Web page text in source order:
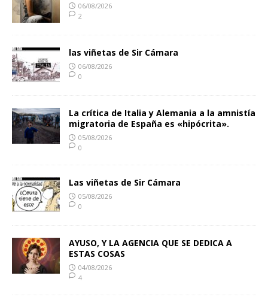
06/08/2026
2
las viñetas de Sir Cámara
06/08/2026
0
La crítica de Italia y Alemania a la amnistía
migratoria de España es «hipócrita».
05/08/2026
0
Las viñetas de Sir Cámara
05/08/2026
0
AYUSO, Y LA AGENCIA QUE SE DEDICA A
ESTAS COSAS
04/08/2026
4